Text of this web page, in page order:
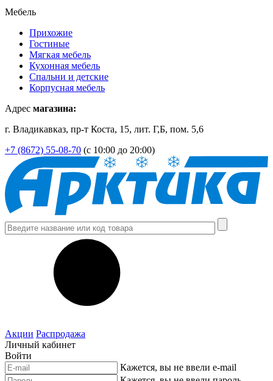
Мебель
Прихожие
Гостиные
Мягкая мебель
Кухонная мебель
Спальни и детские
Корпусная мебель
Адрес магазина:
г. Владикавказ, пр-т Коста, 15, лит. Г,Б, пом. 5,6
+7 (8672) 55-08-70 (с 10:00 до 20:00)
Акции Распродажа
Личный кабинет
Войти
Кажется, вы не ввели e-mail